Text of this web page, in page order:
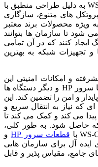
سوئیچ سیسکو مدل WS-C3850-24XS-E به دلیل طراحی منطبق با
پروتکل های متنوع، سازگاری
ویژه محصولات برند معتبر
شود تا سازمان ها بتوانند
کنند که در آن تمامی
و تجهیزات شبکه به بهترین
و امکانات امنیتی این
سوئیچ باعث می شود که ترکیب آن با سرور HP و دیگر دستگاه ها
و امن را تضمین کند. این
که نیاز به انتقال سریع و
می کند و کمک می کند تا
حاصل شود. به طور کلی،
قطعات سرور HP
و
ایده آل برای سازمان هایی
جامع، مقیاس پذیر و قابل